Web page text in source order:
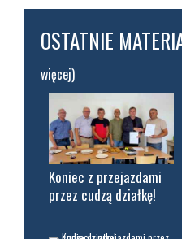
OSTATNIE
więcej)
Koniec z przejazdami
przez cudzą działkę!